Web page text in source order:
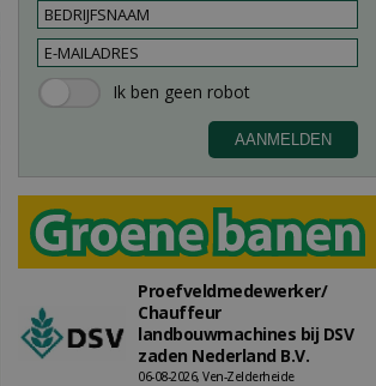
Proefveldmedewerker/
Chauffeur
landbouwmachines bij DSV
zaden Nederland B.V.
06-08-2026, Ven-Zelderheide